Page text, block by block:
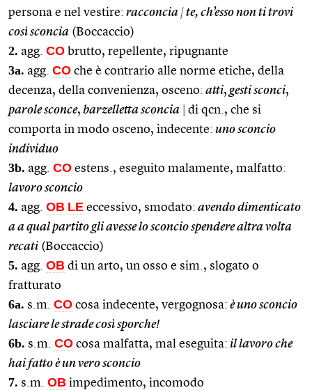
persona e nel vestire: racconcia |te, ch’esso non ti trovi
così sconcia (Boccaccio)
2. agg. CO brutto, repellente, ripugnante
3a. agg. CO che è contrario alle norme etiche, della
decenza, della convenienza, osceno: atti, gesti sconci,
parole sconce, barzelletta sconcia
di qcn., che si
comporta in modo osceno, indecente: uno sconcio
individuo
3b. agg. CO estens., eseguito malamente, malfatto:
lavoro sconcio
4. agg. OB LE eccessivo, smodato: avendo dimenticato
a a qual partito gli avesse lo sconcio spendere altra volta
recati (Boccaccio)
5. agg. OB di un arto, un osso e sim., slogato o
fratturato
6a. s.m. CO cosa indecente, vergognosa: è uno sconcio
lasciare le strade così sporche!
6b. s.m. CO cosa malfatta, mal eseguita: il lavoro che
hai fatto è un vero sconcio
7. s.m. OB impedimento, incomodo